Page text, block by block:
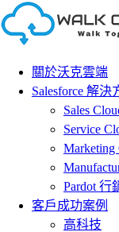
Skip
to
content
關於沃克雲端
Salesforce 解決
Sales
Service
Pardot 行
客戶成功案例
高科技